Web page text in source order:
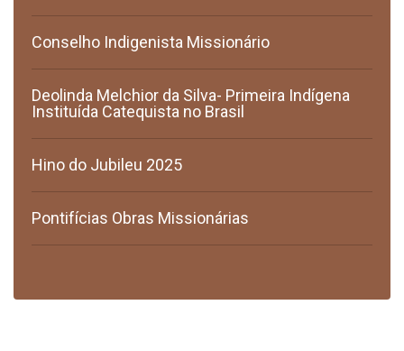
Conselho Indigenista Missionário
Deolinda Melchior da Silva- Primeira Indígena
Instituída Catequista no Brasil
Hino do Jubileu 2025
Pontifícias Obras Missionárias